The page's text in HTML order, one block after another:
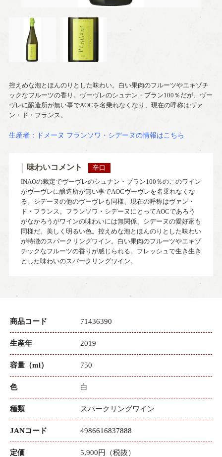
控えめな泡とほんのりとした味わい。白い果肉のフルーツやエキゾチ
ックなフルーツの香り。ヴーヴレのシュナン・ブラン100％だが、ヴー
ヴレに醸造所が無い事でAOCを名乗れなくなり、現在の呼称はヴァ
ン・ド・フランス。
生産者：ドメーヌ フランソワ・シデーヌの情報はこちら
味わいコメント
辛口
INAOの裁定でヴーヴレのシュナン・ブラン100％のこのワイン
がヴーヴレに醸造所が無い事でAOCヴーヴレを名乗れなくな
る。シデーヌの他のヴーヴレも同様、現在の呼称はヴァン・
ド・フランス。フランソワ・シデーヌにとってAOCであろう
がなかろうがワインの味わいには無関係、シデーヌの愛好家も
同様だ。美しく明るい色。控えめな泡とほんのりとした味わい
が特徴のスパークリングワイン。白い果肉のフルーツやエキゾ
チックなフルーツの香りが感じられる。フレッシュで生き生き
とした味わいのスパークリングワイン。
商品コード 71436390
生産年 2019
容量（ml） 750
色 白
種類 スパークリングワイン
JANコード 4986616837888
定価 5,900円（税抜）